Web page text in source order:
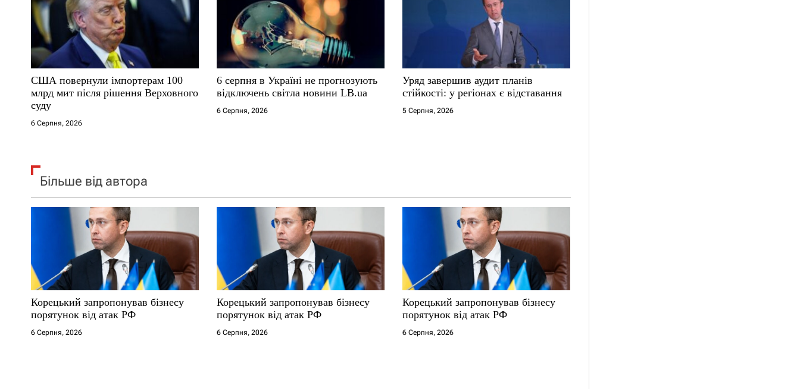
п
с
і
в
США повернули імпортерам 100
млрд мит після рішення Верховного
суду
6 Серпня, 2026
6 серпня в Україні не прогнозують
відключень світла новини LB.ua
6 Серпня, 2026
Уряд завершив аудит планів
стійкості: у регіонах є відставання
5 Серпня, 2026
Більше від автора
Корецький запропонував бізнесу
порятунок від атак РФ
6 Серпня, 2026
Корецький запропонував бізнесу
порятунок від атак РФ
6 Серпня, 2026
Корецький запропонував бізнесу
порятунок від атак РФ
6 Серпня, 2026